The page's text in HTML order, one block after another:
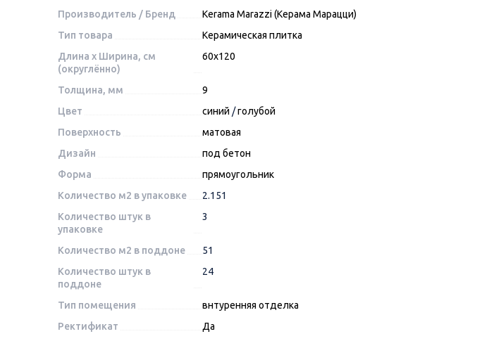
Производитель / Бренд
Kerama Marazzi (Керама Марацци)
Тип товара
Керамическая плитка
Длина x Ширина, см
(округлённо)
60x120
Толщина, мм
9
Цвет
синий /голубой
Поверхность
матовая
Дизайн
под бетон
Форма
прямоугольник
Количество м2 в упаковке
2.151
Количество штук в
упаковке
3
Количество м2 в поддоне
51
Количество штук в
поддоне
24
Тип помещения
внтуренняя отделка
Ректификат
Да